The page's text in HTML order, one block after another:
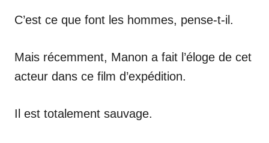
C’est ce que font les hommes, pense-t-il.
Mais récemment, Manon a fait l’éloge de cet
acteur dans ce film d’expédition.
Il est totalement sauvage.